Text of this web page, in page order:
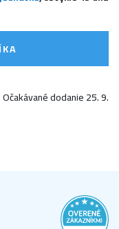
Očakávané dodanie 25. 9.